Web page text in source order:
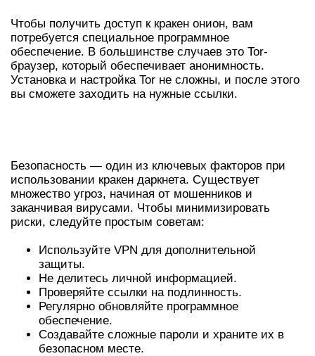
Чтобы получить доступ к кракен онион, вам
потребуется специальное программное
обеспечение. В большинстве случаев это Tor-
браузер, который обеспечивает анонимность.
Установка и настройка Tor не сложны, и после этого
вы сможете заходить на нужные ссылки.
Безопасность — один из ключевых факторов при
использовании кракен даркнета. Существует
множество угроз, начиная от мошенников и
заканчивая вирусами. Чтобы минимизировать
риски, следуйте простым советам:
Используйте VPN для дополнительной
защиты.
Не делитесь личной информацией.
Проверяйте ссылки на подлинность.
Регулярно обновляйте программное
обеспечение.
Создавайте сложные пароли и храните их в
безопасном месте.